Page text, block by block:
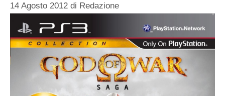
14 Agosto 2012 di Redazione